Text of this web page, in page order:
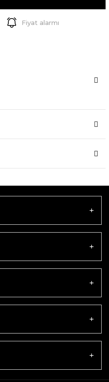
Fiyat alarmı